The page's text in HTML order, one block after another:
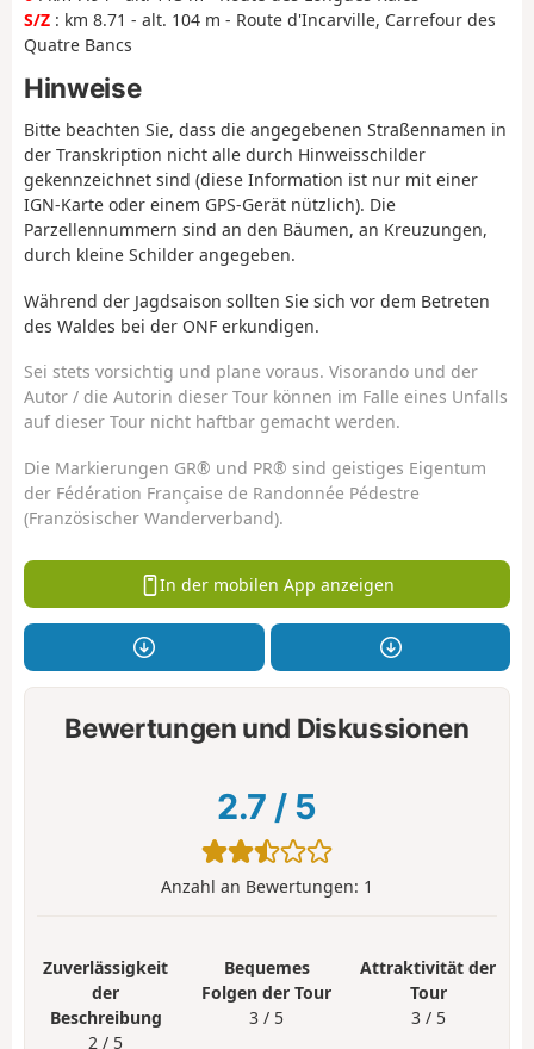
S/Z : km 8.71 - alt. 104 m - Route d'Incarville, Carrefour des
Quatre Bancs
Hinweise
Bitte beachten Sie, dass die angegebenen Straßennamen in
der Transkription nicht alle durch Hinweisschilder
gekennzeichnet sind (diese Information ist nur mit einer
IGN-Karte oder einem GPS-Gerät nützlich). Die
Parzellennummern sind an den Bäumen, an Kreuzungen,
durch kleine Schilder angegeben.
Während der Jagdsaison sollten Sie sich vor dem Betreten
des Waldes bei der ONF erkundigen.
Sei stets vorsichtig und plane voraus. Visorando und der
Autor / die Autorin dieser Tour können im Falle eines Unfalls
auf dieser Tour nicht haftbar gemacht werden.
Die Markierungen GR® und PR® sind geistiges Eigentum
der Fédération Française de Randonnée Pédestre
(Französischer Wanderverband).
In der mobilen App anzeigen
Bewertungen und Diskussionen
2.7 / 5
Anzahl an Bewertungen: 1
Zuverlässigkeit
der
Beschreibung
2 / 5
Bequemes
Folgen der Tour
3 / 5
Attraktivität der
Tour
3 / 5